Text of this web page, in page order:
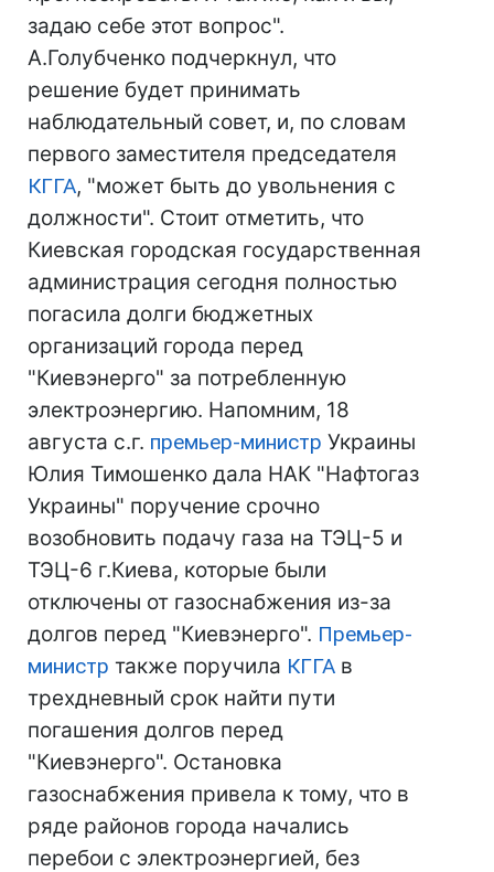
задаю себе этот вопрос".
А.Голубченко подчеркнул, что
решение будет принимать
наблюдательный совет, и, по словам
первого заместителя председателя
КГГА, "может быть до увольнения с
должности". Стоит отметить, что
Киевская городская государственная
администрация сегодня полностью
погасила долги бюджетных
организаций города перед
"Киевэнерго" за потребленную
электроэнергию. Напомним, 18
августа с.г. премьер-министр Украины
Юлия Тимошенко дала НАК "Нафтогаз
Украины" поручение срочно
возобновить подачу газа на ТЭЦ-5 и
ТЭЦ-6 г.Киева, которые были
отключены от газоснабжения из-за
долгов перед "Киевэнерго". Премьер-
министр также поручила КГГА в
трехдневный срок найти пути
погашения долгов перед
"Киевэнерго". Остановка
газоснабжения привела к тому, что в
ряде районов города начались
перебои с электроэнергией, без